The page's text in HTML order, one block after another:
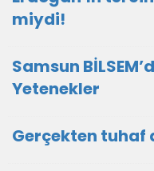
miydi!
Samsun
Yetenekler
Gerçekten tuhaf